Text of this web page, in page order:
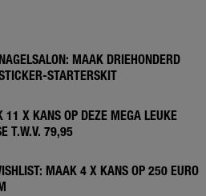
MAAK DRIEHONDERD
STARTERSKIT
11 X KANS OP DEZE MEGA LEUKE
T.W.V. 79,95
MAAK 4 X KANS OP 250 EURO